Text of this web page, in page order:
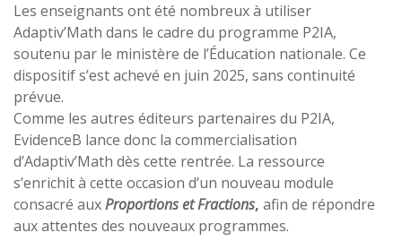
Les enseignants ont été nombreux à utiliser
Adaptiv’Math dans le cadre du programme P2IA,
soutenu par le ministère de l’Éducation nationale. Ce
dispositif s’est achevé en juin 2025, sans continuité
prévue.
Comme les autres éditeurs partenaires du P2IA,
EvidenceB lance donc la commercialisation
d’Adaptiv’Math dès cette rentrée. La ressource
s’enrichit à cette occasion d’un nouveau module
consacré auxProportions et Fractions, afin de répondre
aux attentes des nouveaux programmes.